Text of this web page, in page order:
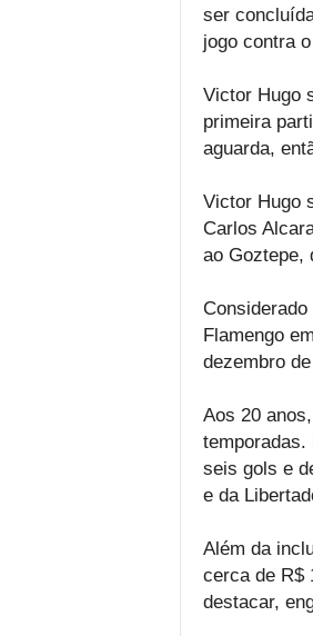
ser
jogo contra
Victor Hugo
primeira
aguarda,
Victor Hugo
Carlos
ao Goztepe,
Flamengo
dezembro
Aos 20
temporadas.
seis gols e
e da
Além da
cerca de R$
destacar,